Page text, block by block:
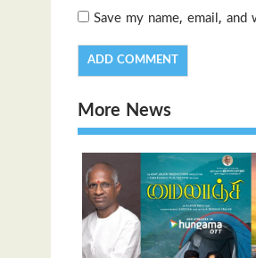
Save my name, email,
More News